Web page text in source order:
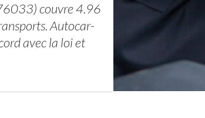
couvre 4.96
Autocar-
avec la loi et